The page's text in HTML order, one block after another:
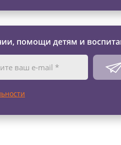
помощи детям и